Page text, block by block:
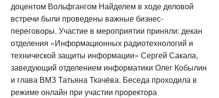
доцентом Вольфгангом Найделем в ходе деловой
встречи были проведены важные бизнес-
переговоры. Участие в мероприятии приняли: декан
отделения «Информационных радиотехнологий и
технической защиты информации» Сергей Сакала,
заведующий отделением информатики Олег Кобылин
и глава ВМЗ Татьяна Ткачёва. Беседа проходила в
режиме онлайн при участии проректора